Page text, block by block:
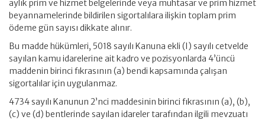
aylık prim ve hizmet belgelerinde veya muhtasar ve prim hizmet
beyannamelerinde bildirilen sigortalılara ilişkin toplam prim
ödeme gün sayısı dikkate alınır.
Bu madde hükümleri, 5018 sayılı Kanuna ekli (I) sayılı cetvelde
sayılan kamu idarelerine ait kadro ve pozisyonlarda 4’üncü
maddenin birinci fıkrasının (a) bendi kapsamında çalışan
sigortalılar için uygulanmaz.
4734 sayılı Kanunun 2’nci maddesinin birinci fıkrasının (a), (b),
(c) ve (d) bentlerinde sayılan idareler tarafından ilgili mevzuatı